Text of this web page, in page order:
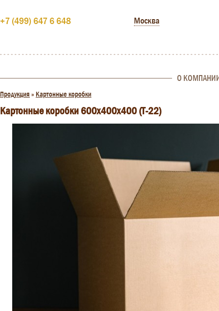
+7 (499) 647 6 648 Москва
О
Продукция » Картонные коробки
Картонные коробки 600x400x400 (Т-22)